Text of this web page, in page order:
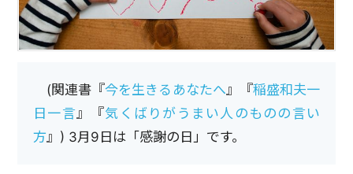
(関連書『今を生きるあなたへ』『稲盛和夫一
日一言』『気くばりがうまい人のものの言い
方』) 3月9日は「感謝の日」です。